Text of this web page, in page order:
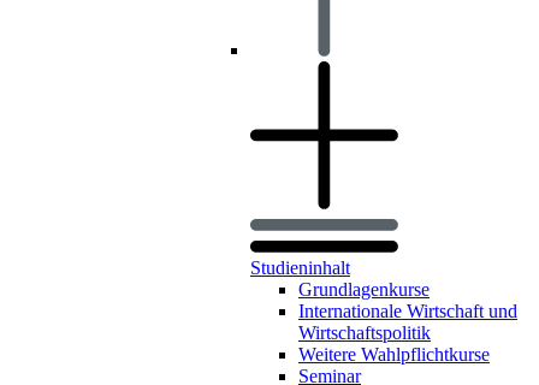
Studieninhalt
Grundlagenkurse
Internationale Wirtschaft und
Wirtschaftspolitik
Weitere Wahlpflichtkurse
Seminar